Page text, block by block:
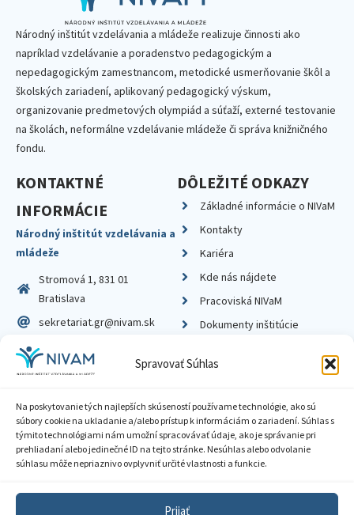
Spravovať Súhlas
Na poskytovanie tých najlepších skúseností používame technológie, ako sú
súbory cookie na ukladanie a/alebo prístup k informáciám o zariadení. Súhlas s
týmito technológiami nám umožní spracovávať údaje, ako je správanie pri
prehliadaní alebo jedinečné ID na tejto stránke. Nesúhlas alebo odvolanie
súhlasu môže nepriaznivo ovplyvniť určité vlastnosti a funkcie.
Prijať
Národný inštitút vzdelávania a mládeže realizuje činnosti ako
napríklad vzdelávanie a poradenstvo pedagogickým a
nepedagogickým zamestnancom, metodické usmerňovanie škôl a
školských zariadení, aplikovaný pedagogický výskum,
organizovanie predmetových olympiád a súťaží, externé testovanie
na školách, neformálne vzdelávanie mládeže či správa knižničného
fondu.
KONTAKTNÉ
INFORMÁCIE
Národný inštitút vzdelávania a
mládeže
Stromová 1, 831 01
Bratislava
sekretariat.gr@nivam.sk
IČO: 00164348
DIČ: 2020798714
DÔLEŽITÉ ODKAZY
Základné informácie o NIVaM
Kontakty
Kariéra
Kde nás nájdete
Pracoviská NIVaM
Dokumenty inštitúcie
Zásady ochrany súkromia